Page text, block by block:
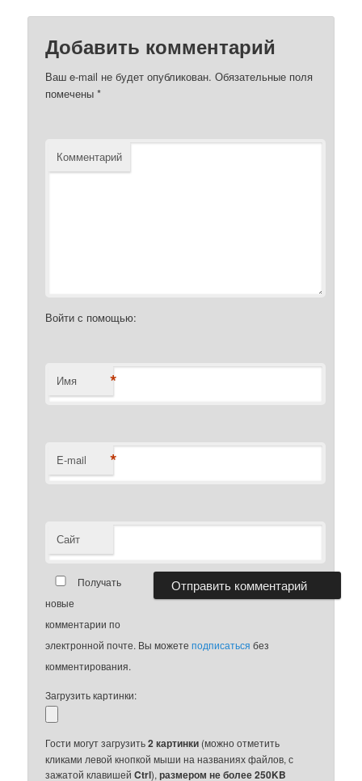
Добавить комментарий
Ваш e-mail не будет опубликован. Обязательные поля
помечены*
Комментарий
Войти с помощью:
Имя *
E-mail *
Сайт
Получать
новые
комментарии по
электронной почте. Вы можетеподписаться без
комментирования.
Загрузить картинки:
Гости могут загрузить2 картинки (можно отметить
кликами левой кнопкой мыши на названиях файлов, с
зажатой клавишейCtrl),размером не более 250KB